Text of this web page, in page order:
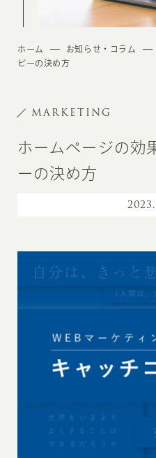
ホーム お知らせ・コラム
ピーの決め方
MARKETING
ホームページの効
ーの決め方
2023.